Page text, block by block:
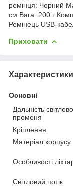
ремінця: Чорний
см Вага: 200 г
Ремінець USB-
Приховати
Характеристики
Основні
Дальність
променя
Кріплення
Матеріал корпусу
Особливості
Світловий потік